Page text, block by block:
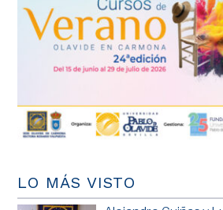
LO MÁS VISTO